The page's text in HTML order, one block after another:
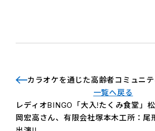
カラオケを通じた高齢者コミュニテ
一覧へ戻る
レディオBINGO「大入!たくみ食堂」
岡宏高さん、有限会社塚本木工所：尾